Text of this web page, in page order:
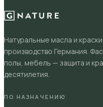
Натуральные масла и
производство Германия.
полы, мебель — защита и
десятилетия.
ПО НАЗНАЧЕНИЮ